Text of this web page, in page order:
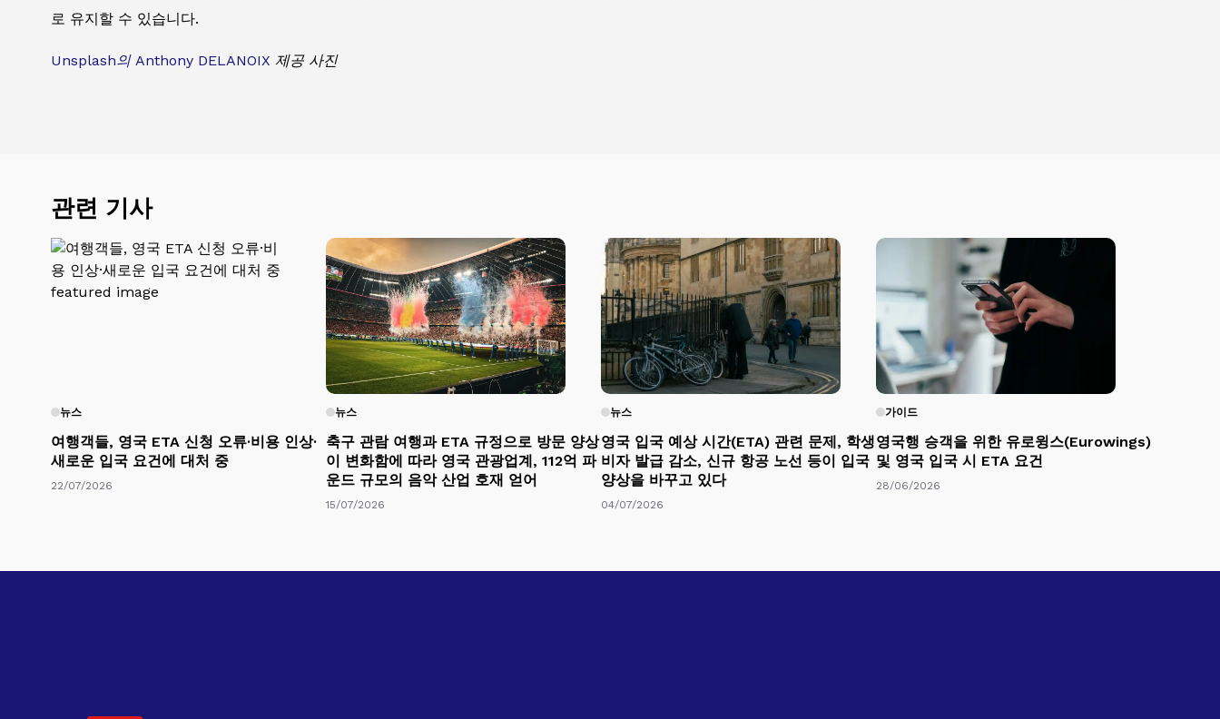
로 유지할 수 있습니다.
Unsplash의 Anthony DELANOIX 제공 사진
관련 기사
뉴스
여행객들, 영국 ETA 신청 오류·비용 인상·
새로운 입국 요건에 대처 중
22/07/2026
뉴스
축구 관람 여행과 ETA 규정으로 방문 양상
이 변화함에 따라 영국 관광업계, 112억 파
운드 규모의 음악 산업 호재 얻어
15/07/2026
뉴스
영국 입국 예상 시간(ETA) 관련 문제, 학생
비자 발급 감소, 신규 항공 노선 등이 입국
양상을 바꾸고 있다
04/07/2026
가이드
영국행 승객을 위한 유로윙스(Eurowings)
및 영국 입국 시 ETA 요건
28/06/2026